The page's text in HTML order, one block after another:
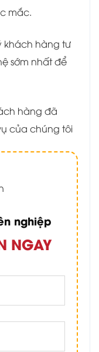
mắc.
khách hàng tư
sớm nhất để
hàng đã
của chúng tôi
nghiệp
NGAY